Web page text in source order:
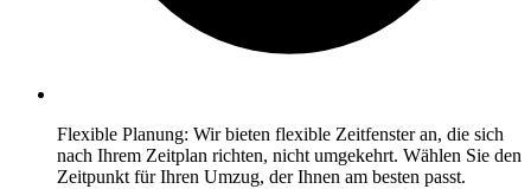
Flexible Planung: Wir bieten flexible Zeitfenster an, die sich
nach Ihrem Zeitplan richten, nicht umgekehrt. Wählen Sie den
Zeitpunkt für Ihren Umzug, der Ihnen am besten passt.